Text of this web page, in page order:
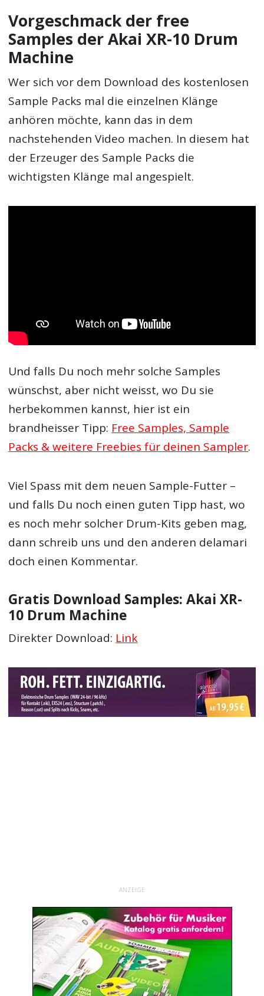
Vorgeschmack der free
Samples der Akai XR-10 Drum
Machine
Wer sich vor dem Download des kostenlosen
Sample Packs mal die einzelnen Klänge
anhören möchte, kann das in dem
nachstehenden Video machen. In diesem hat
der Erzeuger des Sample Packs die
wichtigsten Klänge mal angespielt.
Und falls Du noch mehr solche Samples
wünschst, aber nicht weisst, wo Du sie
herbekommen kannst, hier ist ein
brandheisser Tipp: Free Samples, Sample
Packs & weitere Freebies für deinen Sampler.
Viel Spass mit dem neuen Sample-Futter –
und falls Du noch einen guten Tipp hast, wo
es noch mehr solcher Drum-Kits geben mag,
dann schreib uns und den anderen delamari
doch einen Kommentar.
Gratis Download Samples: Akai XR-
10 Drum Machine
Direkter Download: Link
ANZEIGE